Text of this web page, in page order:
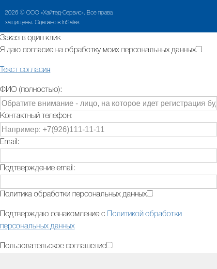
2026 © ООО «Хайтед-Сервис». Все права
защищены. Сделано в InSales
Заказ в один клик
Я даю согласие на обработку моих персональных данных
Текст согласия
ФИО (полностью):
Контактный телефон:
Email:
Подтверждение email:
Политика обработки персональных данных
Подтверждаю ознакомление с
Политикой обработки
персональных данных
Пользовательское соглашение